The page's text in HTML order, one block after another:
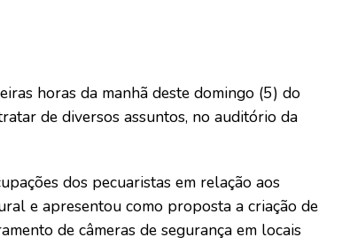
horas da manhã deste domingo (5) do
de diversos assuntos, no auditório da
dos pecuaristas em relação aos
e apresentou como proposta a criação de
de câmeras de segurança em locais